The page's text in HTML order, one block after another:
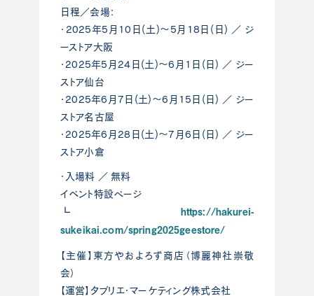
日程／会場：
・2025年5月10日(土)～5月18日(日) ／ ジ
ーストア大阪
・2025年5月24日(土)～6月1日(日) ／ ジー
ストア仙台
・2025年6月7日(土)～6月15日(日) ／ ジー
ストア名古屋
・2025年6月28日(土)～7月6日(日) ／ ジー
ストア小倉
・入場料 ／ 無料
イベント特設ページ
┗ https://hakurei-
sukeikai.com/spring2025geestore/
【主催】東方やおよろず商店（博麗神社崇敬
会）
【運営】タブリエ・マーケティング株式会社